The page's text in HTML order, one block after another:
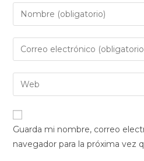
Introduce
tu
nombre
de
usuario
para
comentar
Introduce
tu
dirección
de
electrónico
para
comentar
Introduce
la
URL
de
Guarda mi nombre, correo
navegador para la próxima vez